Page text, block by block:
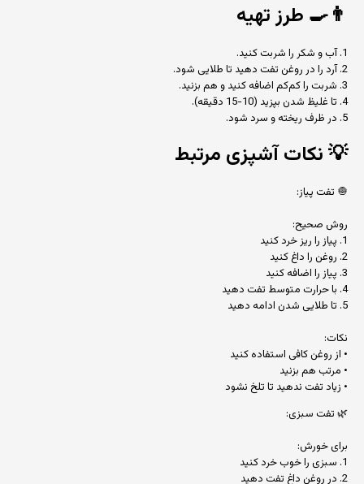
👨‍🍳 طرز تهیه
1. آب و شکر را شربت کنید.
2. آرد را در روغن تفت دهید تا طلایی شود.
3. شربت را کم‌کم اضافه کنید و هم بزنید.
4. تا غلیظ شدن بپزید (10-15 دقیقه).
5. در ظرف ریخته و سرد شود.
💡نکات آشپزی مرتبط
🧅 تفت پیاز:
روش صحیح:
1. پیاز را ریز خرد کنید
2. روغن را داغ کنید
3. پیاز را اضافه کنید
4. با حرارت متوسط تفت دهید
5. تا طلایی شدن ادامه دهید
نکات:
• از روغن کافی استفاده کنید
• مرتب هم بزنید
• زیاد تفت ندهید تا تلخ نشود
🌿 تفت سبزی:
برای خورش:
1. سبزی را خوب خرد کنید
2. در روغن داغ تفت دهید